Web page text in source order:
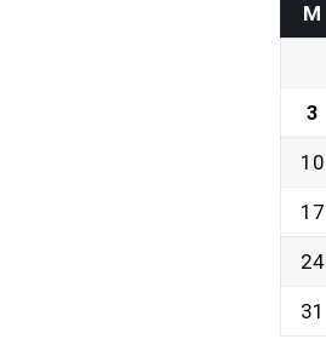
M
3
10
17
24
31